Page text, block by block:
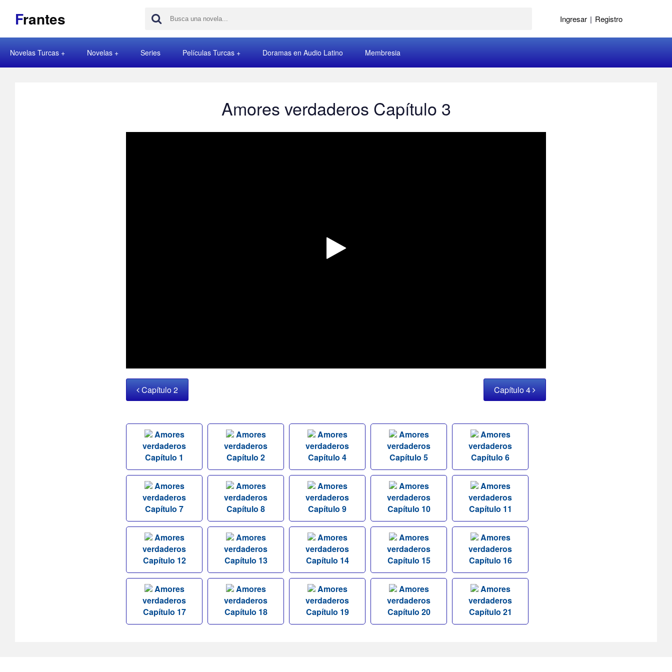
Frantes Ingresar | Registro
Novelas Turcas Novelas Series Películas Turcas Doramas en Audio Latino Membresia
Amores verdaderos Capítulo 3
Capítulo 2 Capítulo 4
Amores
verdaderos
Capítulo 1
Amores
verdaderos
Capítulo 2
Amores
verdaderos
Capítulo 4
Amores
verdaderos
Capítulo 5
Amores
verdaderos
Capítulo 6
Amores
verdaderos
Capítulo 7
Amores
verdaderos
Capítulo 8
Amores
verdaderos
Capítulo 9
Amores
verdaderos
Capítulo 10
Amores
verdaderos
Capítulo 11
Amores
verdaderos
Capítulo 12
Amores
verdaderos
Capítulo 13
Amores
verdaderos
Capítulo 14
Amores
verdaderos
Capítulo 15
Amores
verdaderos
Capítulo 16
Amores
verdaderos
Capítulo 17
Amores
verdaderos
Capítulo 18
Amores
verdaderos
Capítulo 19
Amores
verdaderos
Capítulo 20
Amores
verdaderos
Capítulo 21